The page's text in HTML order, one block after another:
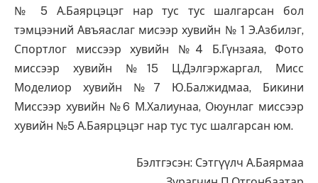
№ 5 А.Баярцэцэг нар тус тус шалгарсан бол
тэмцээний Авъяаслаг мисээр хувийн № 1 Э.Азбилэг,
Спортлог миссээр хувийн №4 Б.Гүнзаяа, Фото
миссээр хувийн №15 Ц.Дэлгэржаргал, Мисс
Моделиор хувийн №7 Ю.Балжидмаа, Бикини
Миссээр хувийн №6 М.Халиунаа, Оюунлаг миссээр
хувийн №5 А.Баярцэцэг нар тус тус шалгарсан юм.
Бэлтгэсэн: Сэтгүүлч А.Баярмаа